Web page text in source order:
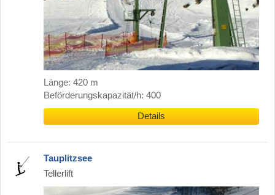
Länge: 420 m
Beförderungskapazität/h: 400
Details
Tauplitzsee
Tellerlift